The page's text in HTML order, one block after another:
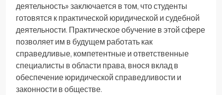
деятельность» заключается в том, что студенты
готовятся к практической юридической и судебной
деятельности. Практическое обучение в этой сфере
позволяет им в будущем работать как
справедливые, компетентные и ответственные
специалисты в области права, внося вклад в
обеспечение юридической справедливости и
законности в обществе.